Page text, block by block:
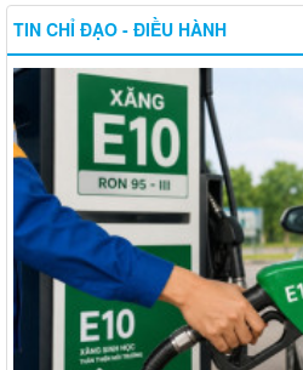
TIN CHỈ ĐẠO - ĐIỀU HÀNH